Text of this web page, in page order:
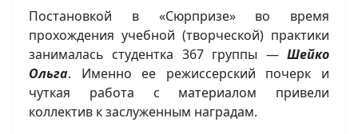
Постановкой в «Сюрпризе» во время
прохождения учебной (творческой) практики
занималась студентка 367 группы — Шейко
Ольга. Именно ее режиссерский почерк и
чуткая работа с материалом привели
коллектив к заслуженным наградам.